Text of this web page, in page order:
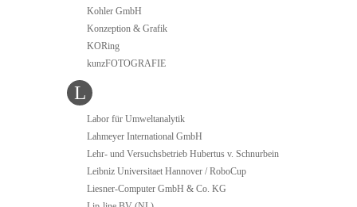
Kohler GmbH
Konzeption & Grafik
KORing
kunzFOTOGRAFIE
L
Labor für Umweltanalytik
Lahmeyer International GmbH
Lehr- und Versuchsbetrieb Hubertus v. Schnurbein
Leibniz Universitaet Hannover / RoboCup
Liesner-Computer GmbH & Co. KG